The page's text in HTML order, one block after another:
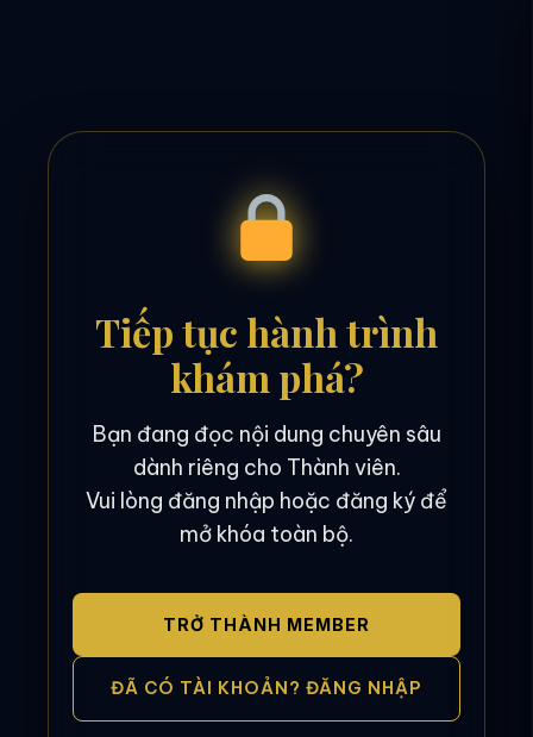
Tiếp tục hành trình
khám phá?
Bạn đang đọc nội dung chuyên sâu
dành riêng cho Thành viên.
Vui lòng đăng nhập hoặc đăng ký để
mở khóa toàn bộ.
TRỞ THÀNH MEMBER
ĐÃ CÓ TÀI KHOẢN? ĐĂNG NHẬP